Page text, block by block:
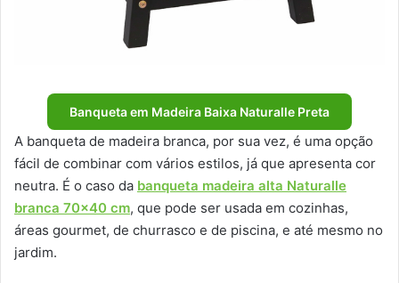
Banqueta em Madeira Baixa Naturalle Preta
A banqueta de madeira branca, por sua vez, é uma opção
fácil de combinar com vários estilos, já que apresenta cor
neutra. É o caso da banqueta madeira alta Naturalle
branca 70×40 cm, que pode ser usada em cozinhas,
áreas gourmet, de churrasco e de piscina, e até mesmo no
jardim.